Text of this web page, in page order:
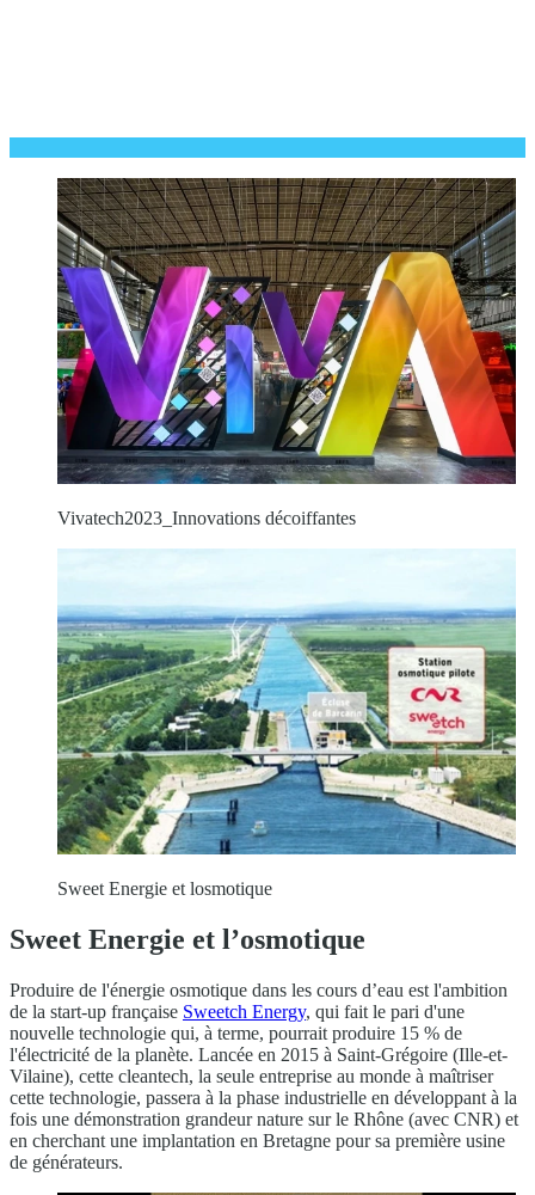
Vivatech2023_Innovations décoiffantes
Sweet Energie et losmotique
Sweet Energie et l’osmotique
Produire de l'énergie osmotique dans les cours d’eau est l'ambition
de la start-up française Sweetch Energy, qui fait le pari d'une
nouvelle technologie qui, à terme, pourrait produire 15 % de
l'électricité de la planète. Lancée en 2015 à Saint-Grégoire (Ille-et-
Vilaine), cette cleantech, la seule entreprise au monde à maîtriser
cette technologie, passera à la phase industrielle en développant à la
fois une démonstration grandeur nature sur le Rhône (avec CNR) et
en cherchant une implantation en Bretagne pour sa première usine
de générateurs.